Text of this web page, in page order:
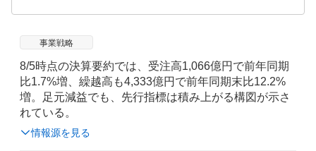
事業戦略
8/5時点の決算要約では、受注高1,066億円で前年同期
比1.7%増、繰越高も4,333億円で前年同期末比12.2%
増。足元減益でも、先行指標は積み上がる構図が示さ
れている。
情報源を見る